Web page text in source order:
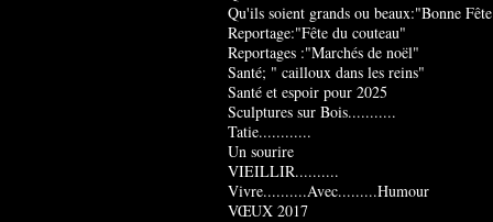
Qu'ils soient grands ou beaux:"Bonne
Reportage:"Fête du couteau"
Reportages :"Marchés de noël"
Santé; " cailloux dans les reins"
Santé et espoir pour 2025
Sculptures sur Bois...........
Tatie............
Un sourire
VIEILLIR..........
Vivre..........Avec.........Humour
VŒUX 2017